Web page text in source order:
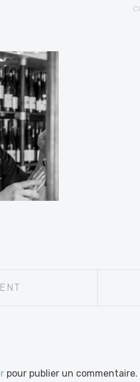
pour publier un commentaire.